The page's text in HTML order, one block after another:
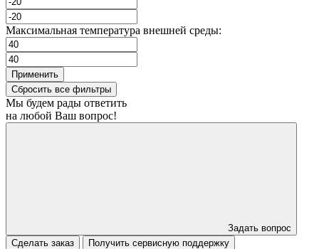
Максимальная температура внешней среды:
Применить
Сбросить все фильтры
Мы будем рады ответить
на любой Ваш вопрос!
Задать вопрос
Сделать заказ
Получить сервисную поддержку